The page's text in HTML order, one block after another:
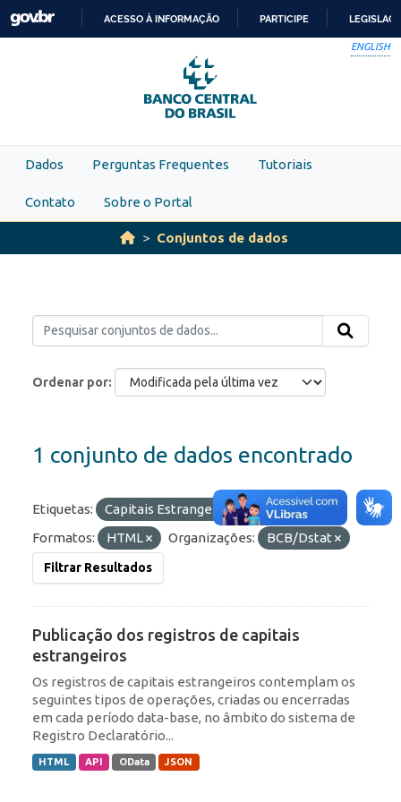
Skip to main content
PARA
O
CONTEÚDO
ACESSO À INFORMAÇÃO PARTICIPE
ENGLISH
Dados Perguntas Frequentes Tutoriais
Contato Sobre o Portal
Conjuntos de dados
Ordenar por
1 conjunto de dados encontrado
Etiquetas: Capitais Estrangeiros
RDE
Formatos:
HTML Organizações: BCB/Dstat
Filtrar Resultados
Publicação dos registros de capitais
estrangeiros
Os registros de capitais estrangeiros contemplam os
seguintes tipos de operações, criadas ou encerradas
em cada período data-base, no âmbito do sistema de
Registro Declaratório...
HTML API OData JSON